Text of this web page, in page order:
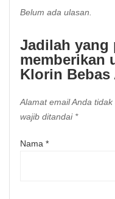
Belum ada ulasan.
Jadilah yang
memberikan
Klorin Bebas
Alamat email Anda tidak
wajib ditandai *
Nama *